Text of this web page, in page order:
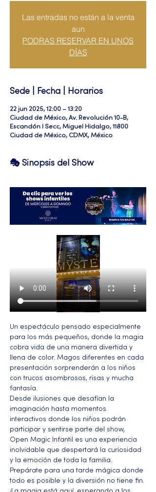
Las entradas no están a la venta
aun
PODRAS RESERVAR EN UNOS
DÍAS
Sede | Fecha | Horarios
22 jun 2025, 12:00 – 13:20
Ciudad de México, Av. Revolución 10-B,
Escandón I Secc, Miguel Hidalgo, 11800
Ciudad de México, CDMX, México
🎭 Sinopsis del Show
Un espectáculo pensado especialmente
para los más pequeños, donde la magia
cobra vida de una manera divertida y
llena de color. Magos diferentes en cada
presentación sorprenderán a los niños
con trucos asombrosos, risas y mucha
fantasía.
Desde ilusiones que desafían la
imaginación hasta momentos
interactivos donde los niños podrán
participar y sentirse parte del show,
Open Magic Infantil es una experiencia
inolvidable que despertará la curiosidad
y la emoción de toda la familia.
Prepárate para una tarde mágica donde
todo es posible y la diversión no tiene fin.